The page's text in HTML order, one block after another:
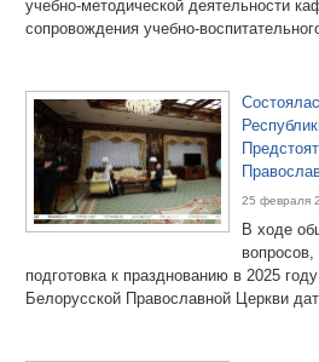
учебно-методической деятельности
сопровождения учебно-
25 февраля
В ходе
подготовка к празднованию в 2025
Белорусской Православной Церкви